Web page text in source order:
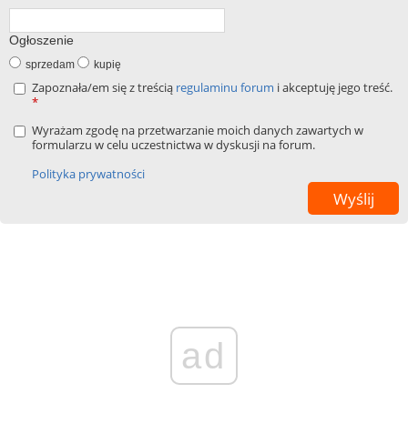
Ogłoszenie
sprzedam kupię
Zapoznała/em się z treścią regulaminu forum i akceptuję jego treść.
*
Wyrażam zgodę na przetwarzanie moich danych zawartych w
formularzu w celu uczestnictwa w dyskusji na forum.
Polityka prywatności
ad